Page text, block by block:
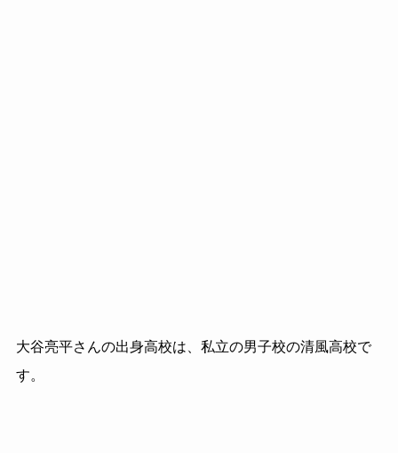
大谷亮平さんの出身高校は、私立の男子校の清風高校で
す。